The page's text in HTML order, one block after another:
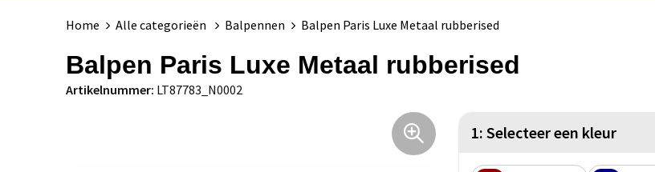
Home Alle categorieën Balpennen Balpen Paris Luxe Metaal rubberised
Balpen Paris Luxe Metaal rubberised
Artikelnummer: LT87783_N0002
1: Selecteer een kleur